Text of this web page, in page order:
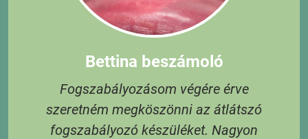
Bettina beszámoló
Fogszabályozásom végére érve
szeretném megköszönni az átlátszó
fogszabályozó készüléket. Nagyon